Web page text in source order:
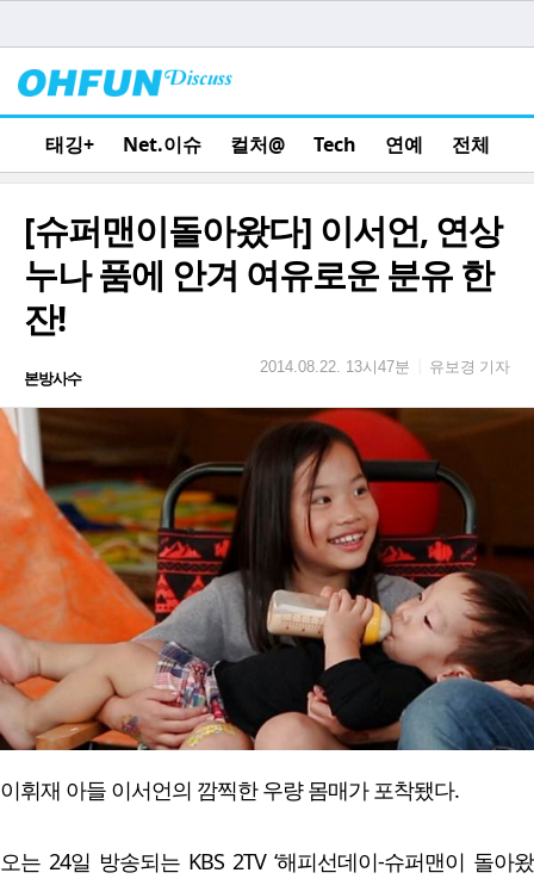
태깅+ Net.이슈 컬처@ Tech 연예 전체
[슈퍼맨이돌아왔다] 이서언, 연상
누나 품에 안겨 여유로운 분유 한
잔!
본방사수
2014.08.22. 13시47분 유보경 기자
이휘재 아들 이서언의 깜찍한 우량 몸매가 포착됐다.
오는 24일 방송되는 KBS 2TV ‘해피선데이-슈퍼맨이 돌아왔